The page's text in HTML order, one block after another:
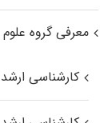
معرفی گروه
کارشناسی